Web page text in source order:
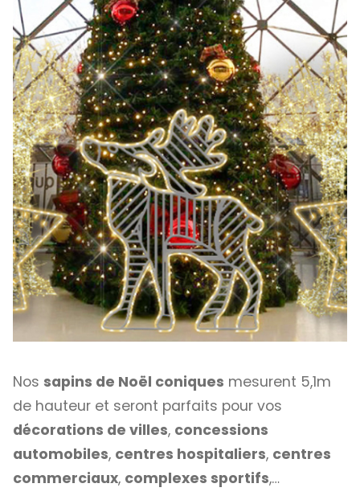
Nos sapins de Noël coniques mesurent 5,1m
de hauteur et seront parfaits pour vos
décorations de villes, concessions
automobiles, centres hospitaliers, centres
commerciaux, complexes sportifs,…